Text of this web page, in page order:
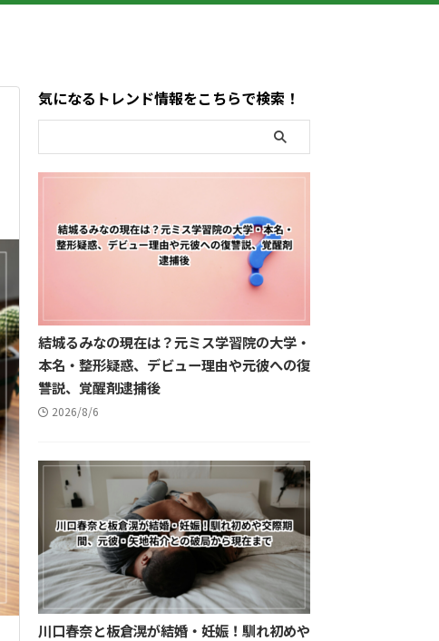
気になるトレンド情報をこちらで検索！
結城るみなの現在は？元ミス学習院の大学・
本名・整形疑惑、デビュー理由や元彼への復
讐説、覚醒剤逮捕後
2026/8/6
川口春奈と板倉滉が結婚・妊娠！馴れ初めや